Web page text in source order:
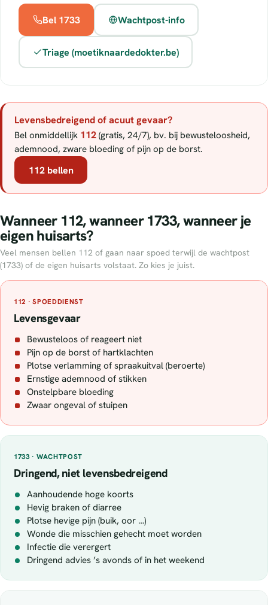
Bel 1733 Wachtpost-info
Triage (moetiknaardedokter.be)
Levensbedreigend of acuut gevaar?
Bel onmiddellijk 112 (gratis, 24/7), bv. bij bewusteloosheid,
ademnood, zware bloeding of pijn op de borst.
112 bellen
Wanneer 112, wanneer 1733, wanneer je
eigen huisarts?
Veel mensen bellen 112 of gaan naar spoed terwijl de wachtpost
(1733) of de eigen huisarts volstaat. Zo kies je juist.
112 · SPOEDDIENST
Levensgevaar
Bewusteloos of reageert niet
Pijn op de borst of hartklachten
Plotse verlamming of spraakuitval (beroerte)
Ernstige ademnood of stikken
Onstelpbare bloeding
Zwaar ongeval of stuipen
1733 · WACHTPOST
Dringend, niet levensbedreigend
Aanhoudende hoge koorts
Hevig braken of diarree
Plotse hevige pijn (buik, oor …)
Wonde die misschien gehecht moet worden
Infectie die verergert
Dringend advies ’s avonds of in het weekend